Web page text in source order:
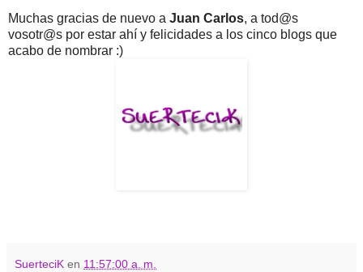
Muchas gracias de nuevo a Juan Carlos, a tod@s
vosotr@s por estar ahí y felicidades a los cinco blogs que
acabo de nombrar :)
SuerteciK en 11:57:00 a. m.